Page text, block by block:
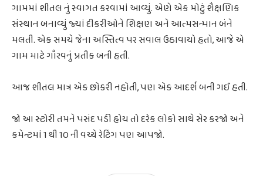
ગામમાં શીતલ નું સ્વાગત કરવામાં આવ્યું. એણે એક મોટું શૈક્ષણિક
સંસ્થાન બનાવ્યું જ્યાં દીકરીઓને શિક્ષણ અને આત્મસન્માન બંને
મલતી. એક સમયે જેના અસ્તિત્વ પર સવાલ ઉઠાવાયો હતો, આજે એ
ગામ માટે ગૌરવનું પ્રતીક બની હતી.
આજ શીતલ માત્ર એક છોકરી નહોતી, પણ એક આદર્શ બની ગઈ હતી.
જો આ સ્ટોરી તમને પસંદ પડી હોય તો દરેક લોકો સાથે સેર કરજો અને
કમેન્ટમાં 1 થી 10 ની વચ્ચે રેટિંગ પણ આપજો.